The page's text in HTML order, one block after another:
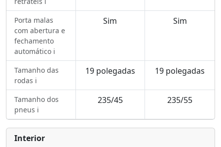
Porta malas
com abertura e
fechamento
automático ℹ️
Sim Sim
Tamanho das
rodas ℹ️
19 polegadas 19 polegadas
Tamanho dos
pneus ℹ️
235/45 235/55
Interior